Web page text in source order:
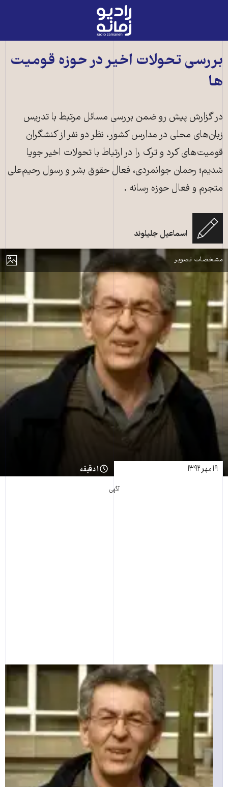
رادیو
زمانه
صفحه
بررسی تحولات اخیر در حوزه قومیت
ها
در گزارش پیش رو ضمن بررسی مسائل مرتبط با تدریس
زبان‌های محلی در مدارس کشور، نظر دو نفر از کنشگران
قومیت‌های کرد و ترک را در ارتباط با تحولات اخیر جویا
شدیم؛ رحمان جوانمردی، فعال حقوق بشر و رسول رحیم‌علی
متجرم و فعال حوزه رسانه .
اسماعیل جلیلوند
نمایش
مشخصات تصویر
رحمان جوانمردی
۱۹ مهر ۱۳۹۲ ۱ دقیقه
آگهی